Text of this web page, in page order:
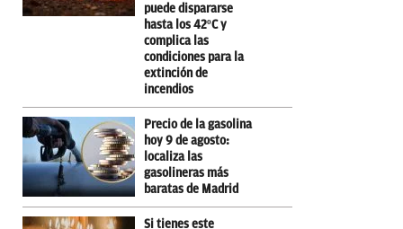
puede dispararse
hasta los 42ºC y
complica las
condiciones para la
extinción de
incendios
Precio de la gasolina
hoy 9 de agosto:
localiza las
gasolineras más
baratas de Madrid
Si tienes este